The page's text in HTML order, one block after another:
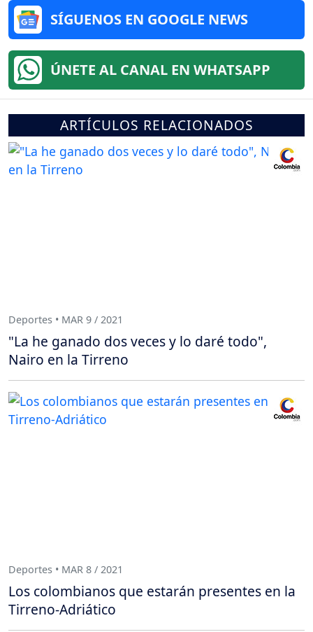
SÍGUENOS EN GOOGLE NEWS
ÚNETE AL CANAL EN WHATSAPP
ARTÍCULOS RELACIONADOS
Deportes • MAR 9 / 2021
"La he ganado dos veces y lo daré todo",
Nairo en la Tirreno
Deportes • MAR 8 / 2021
Los colombianos que estarán presentes en la
Tirreno-Adriático